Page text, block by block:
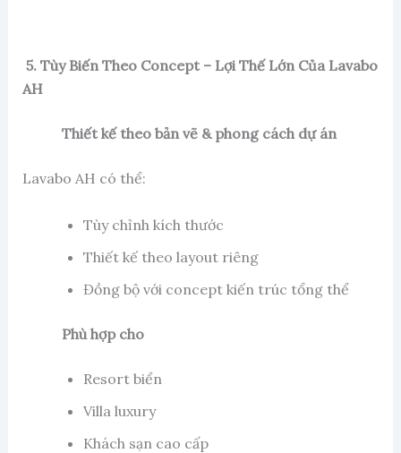
5. Tùy Biến Theo Concept – Lợi Thế Lớn Của Lavabo
AH
Thiết kế theo bản vẽ & phong cách dự án
Lavabo AH có thể:
Tùy chỉnh kích thước
Thiết kế theo layout riêng
Đồng bộ với concept kiến trúc tổng thể
Phù hợp cho
Resort biển
Villa luxury
Khách sạn cao cấp